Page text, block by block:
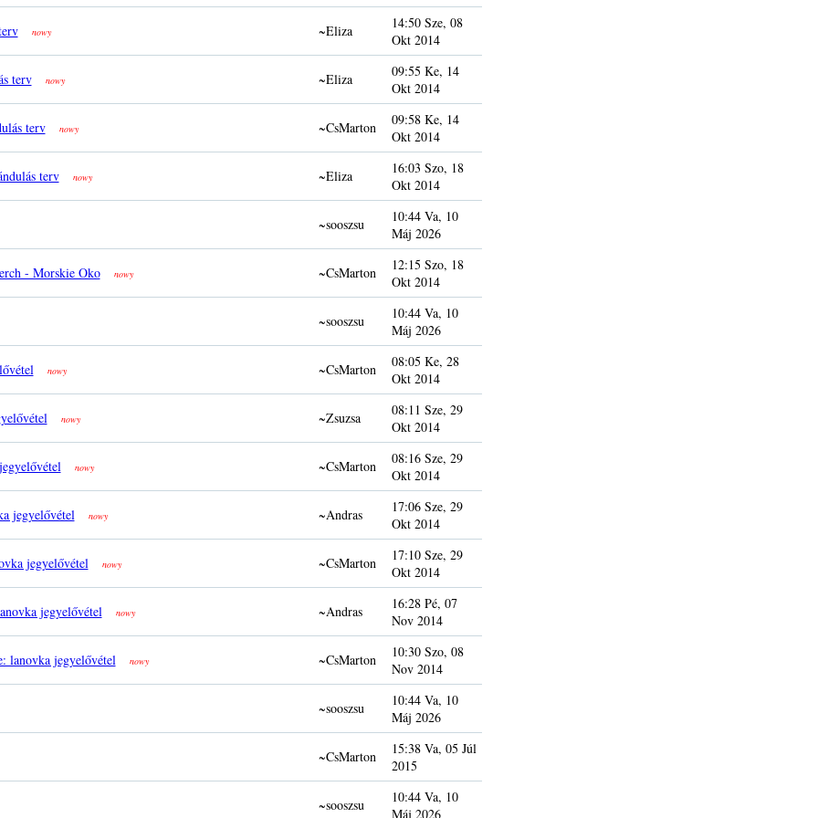
nowy ~Eliza
14:50 Sze, 08
Okt 2014
terv nowy ~Eliza
09:55 Ke, 14
Okt 2014
terv nowy ~CsMarton
09:58 Ke, 14
Okt 2014
terv nowy ~Eliza
16:03 Szo, 18
Okt 2014
~sooszsu
10:44 Va, 10
Máj 2026
- Morskie Oko nowy ~CsMarton
12:15 Szo, 18
Okt 2014
~sooszsu
10:44 Va, 10
Máj 2026
nowy ~CsMarton
08:05 Ke, 28
Okt 2014
nowy ~Zsuzsa
08:11 Sze, 29
Okt 2014
nowy ~CsMarton
08:16 Sze, 29
Okt 2014
jegyelővétel nowy ~Andras
17:06 Sze, 29
Okt 2014
jegyelővétel nowy ~CsMarton
17:10 Sze, 29
Okt 2014
jegyelővétel nowy ~Andras
16:28 Pé, 07
Nov 2014
lanovka jegyelővétel nowy ~CsMarton
10:30 Szo, 08
Nov 2014
~sooszsu
10:44 Va, 10
Máj 2026
~CsMarton
15:38 Va, 05 Júl
2015
~sooszsu
10:44 Va, 10
Máj 2026